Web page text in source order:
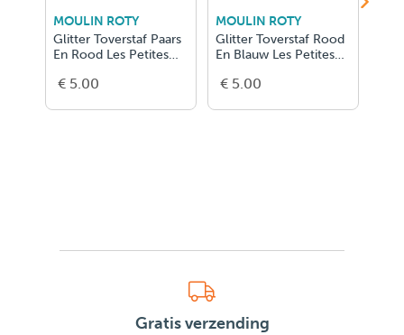
MOULIN ROTY
Glitter Toverstaf Paars
En Rood Les Petites
€ 5.00
MOULIN ROTY
Glitter Toverstaf Rood
En Blauw Les Petites
€ 5.00
Gratis verzending